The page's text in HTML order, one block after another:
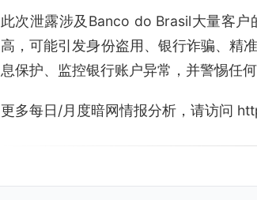
此次泄露涉及Banco do Brasil大量客
高，可能引发身份盗用、银行诈骗、精
息保护、监控银行账户异常，并警惕任
更多每日/月度暗网情报分析，请访问